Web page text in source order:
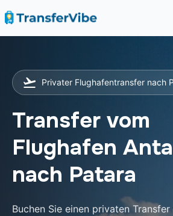
Privater Flughafentransfer nach
Transfer vom
Flughafen
nach Patara
Buchen Sie einen privaten